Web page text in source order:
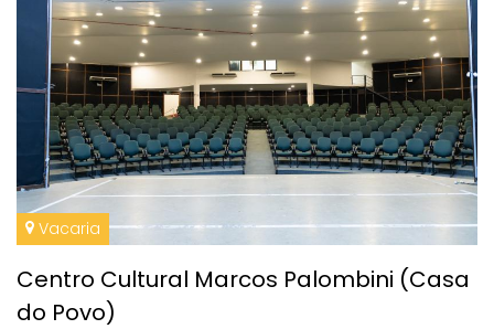
Vacaria
Centro Cultural Marcos Palombini (Casa
do Povo)